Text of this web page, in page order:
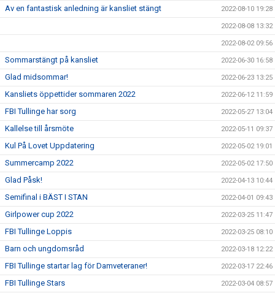
Av en fantastisk anledning är kansliet stängt 2022-08-10 19:28
2022-08-08 13:32
2022-08-02 09:56
Sommarstängt på kansliet 2022-06-30 16:58
Glad midsommar! 2022-06-23 13:25
Kansliets öppettider sommaren 2022 2022-06-12 11:59
FBI Tullinge har sorg 2022-05-27 13:04
Kallelse till årsmöte 2022-05-11 09:37
Kul På Lovet Uppdatering 2022-05-02 19:01
Summercamp 2022 2022-05-02 17:50
Glad Påsk! 2022-04-13 10:44
Semifinal i BÄST I STAN 2022-04-01 09:43
Girlpower cup 2022 2022-03-25 11:47
FBI Tullinge Loppis 2022-03-25 08:10
Barn och ungdomsråd 2022-03-18 12:22
FBI Tullinge startar lag för Damveteraner! 2022-03-17 22:46
FBI Tullinge Stars 2022-03-04 08:57